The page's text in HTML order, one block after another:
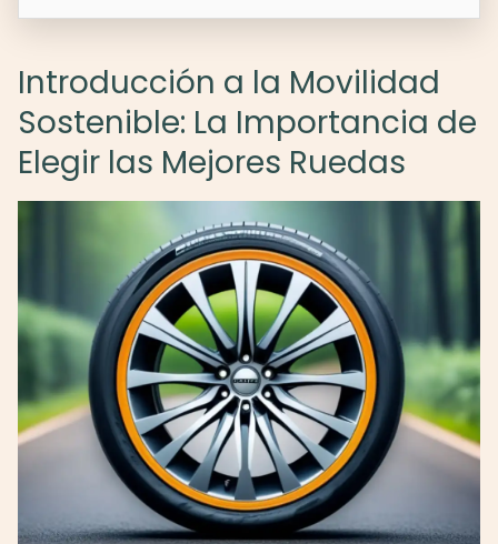
Introducción a la Movilidad
Sostenible: La Importancia de
Elegir las Mejores Ruedas